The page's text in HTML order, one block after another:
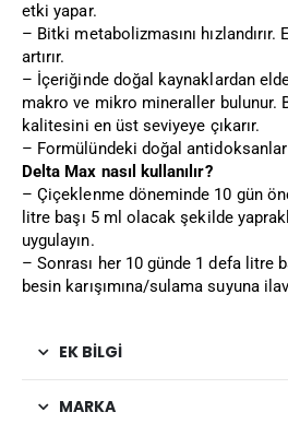
etki yapar.
– Bitki metabolizmasını
artırır.
– İçeriğinde doğal kaynaklardan
makro ve mikro mineraller bulunur.
kalitesini en üst seviyeye çıkarır.
– Formülündeki doğal antidoksanlar
Delta Max nasıl kullanılır?
– Çiçeklenme döneminde 10 gün
litre başı 5 ml olacak şekilde
uygulayın.
– Sonrası her 10 günde 1 defa litre
besin karışımına/sulama suyuna
EK BILGI
MARKA